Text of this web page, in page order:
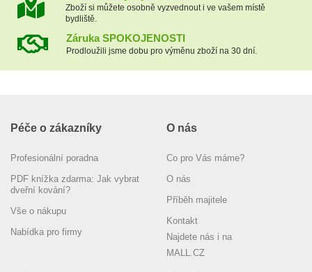
Zboží si můžete osobně vyzvednout i ve vašem místě
bydliště.
Záruka SPOKOJENOSTI
Prodloužili jsme dobu pro výměnu zboží na 30 dní.
Péče o zákazníky
Profesionální poradna
PDF knížka zdarma: Jak vybrat
dveřní kování?
Vše o nákupu
Nabídka pro firmy
O nás
Co pro Vás máme?
O nás
Příběh majitele
Kontakt
Najdete nás i na
MALL.CZ